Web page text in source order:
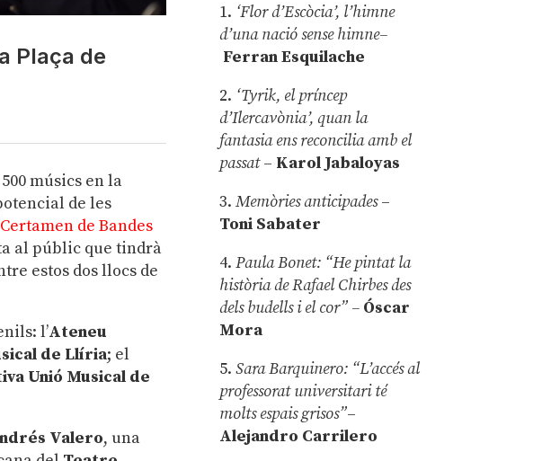
Plaça de
músics en la
de les
Certamen de Bandes
al públic que tindrà
estos dos llocs de
l’Ateneu
de Llíria; el
Unió Musical de
Valero, una
1. ‘Flor d’Escòcia’, l’himne
d’una nació sense himne–
Ferran Esquilache
2. ‘Tyrik, el príncep
d’Ilercavònia’, quan la
fantasia ens reconcilia amb el
passat– Karol Jabaloyas
3.Memòries anticipades–
Toni Sabater
4.Paula Bonet: “He pintat la
història de Rafael Chirbes des
dels budells i el cor” – Óscar
Mora
5.Sara Barquinero: “L’accés al
professorat universitari té
molts espais grisos”–
Alejandro Carrilero